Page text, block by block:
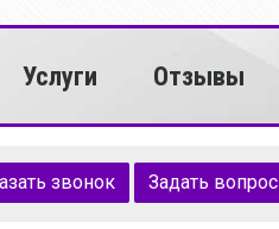
Услуги Отзывы
звонок Задать вопрос